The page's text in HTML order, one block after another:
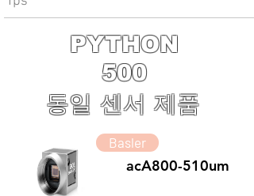
PYTHON
500
동일 센서 제품
Basler
acA800-510um